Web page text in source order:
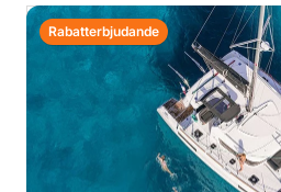
Rabatterbjudande